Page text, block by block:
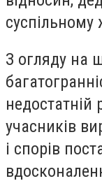
суспільному
З огляду на
недостатній
учасників
і спорів